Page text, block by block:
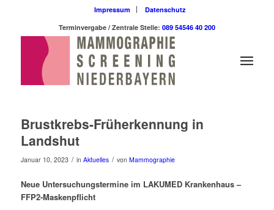
Impressum
Datenschutz
Terminvergabe / Zentrale Stelle: 089 54546 40 200
Brustkrebs-Früherkennung in
Landshut
Januar 10, 2023 / in Aktuelles / von Mammographie
Neue Untersuchungstermine im LAKUMED Krankenhaus –
FFP2-Maskenpflicht